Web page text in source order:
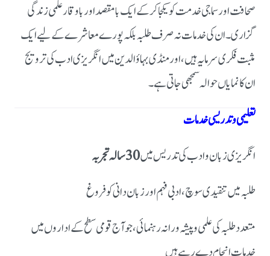
صحافت اور سماجی خدمت کو یکجا کر کے ایک بامقصد اور باوقار علمی زندگی
گزاری۔ ان کی خدمات نہ صرف طلبہ بلکہ پورے معاشرے کے لیے ایک
مثبت فکری سرمایہ ہیں، اور منڈی بہاؤالدین میں انگریزی ادب کی ترویج
ان کا نمایاں حوالہ سمجھی جاتی ہے۔
تعلیمی و تدریسی خدمات
انگریزی زبان و ادب کی تدریس میں30 سالہ تجربہ
طلبہ میں تنقیدی سوچ، ادبی فہم اور زبان دانی کو فروغ
متعدد طلبہ کی علمی و پیشہ ورانہ رہنمائی، جو آج قومی سطح کے اداروں میں